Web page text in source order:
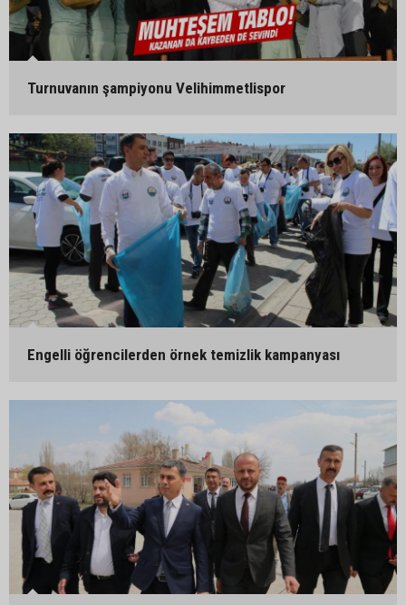
Turnuvanın şampiyonu Velihimmetlispor
Engelli öğrencilerden örnek temizlik kampanyası